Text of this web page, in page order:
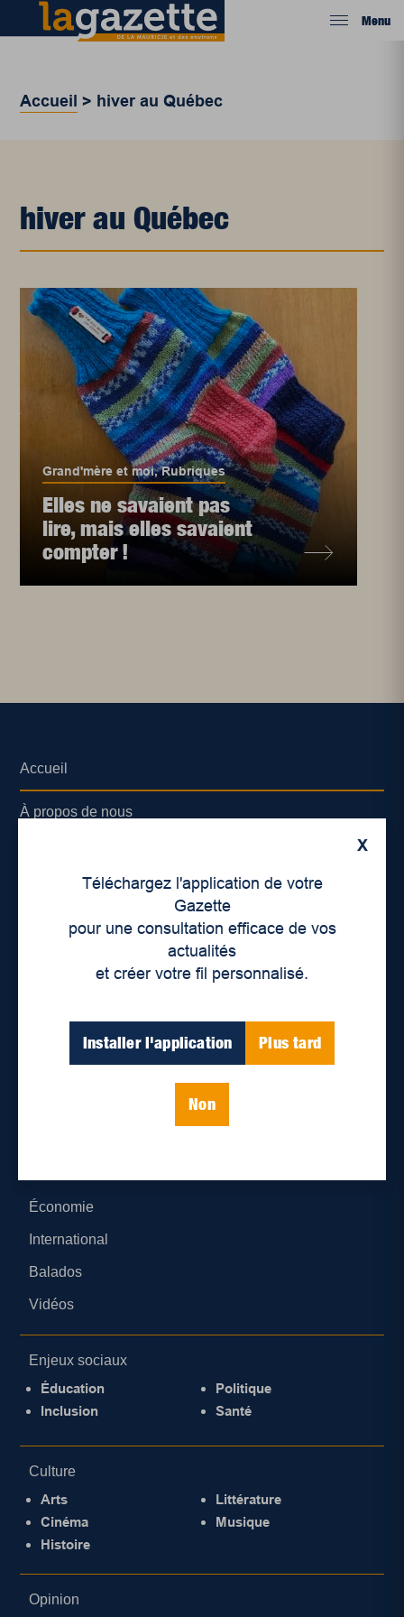
Menu
Accueil > hiver au Québec
hiver au Québec
Grand'mère et moi,Rubriques
Elles ne savaient pas
lire, mais elles savaient
compter !
X
Téléchargez l'application de votre
Gazette
pour une consultation efficace de vos
actualités
et créer votre fil personnalisé.
Installer l'application Plus tard
Non
Accueil
À propos de nous
Lieux de distribution
Économie
International
Balados
Vidéos
Enjeux sociaux
Éducation
Inclusion
Politique
Santé
Culture
Arts
Cinéma
Histoire
Littérature
Musique
Opinion